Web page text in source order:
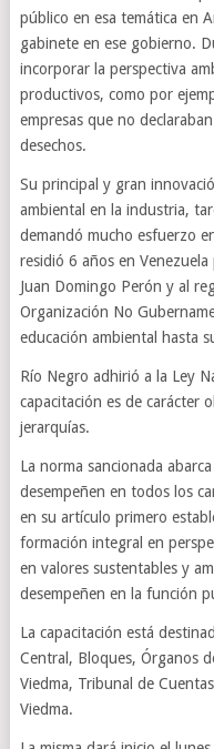
público en esa temática en
gabinete en ese gobierno.
incorporar la perspectiva
productivos, como por
empresas que no
desechos.
Su principal y gran
ambiental en la industria,
demandó mucho esfuerzo
residió 6 años en
Juan Domingo Perón y al
Organización No
educación ambiental hasta
Río Negro adhirió a la Ley
capacitación es de carácter
jerarquías.
La norma sancionada
desempeñen en todos los
en su artículo primero
formación integral en
en valores sustentables y
desempeñen en la función
La capacitación está
Central, Bloques, Órganos
Viedma, Tribunal de
Viedma.